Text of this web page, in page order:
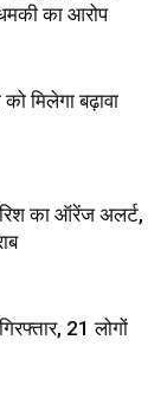
का आरोप
मिलेगा बढ़ावा
का ऑरेंज अलर्ट,
21 लोगों